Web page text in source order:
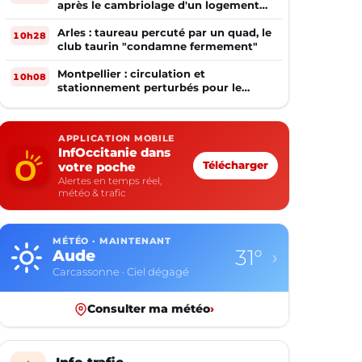
après le cambriolage d'un logement
occupé
10h28
Arles : taureau percuté par un quad, le
club taurin "condamne fermement"
10h08
Montpellier : circulation et
stationnement perturbés pour le
APPLICATION MOBILE
InfOccitanie dans
votre poche
Alertes en temps réel,
météo & trafic
Télécharger
MÉTÉO · MAINTENANT
Aude
Carcassonne · Ciel dégagé
31° ›
Consulter ma météo›